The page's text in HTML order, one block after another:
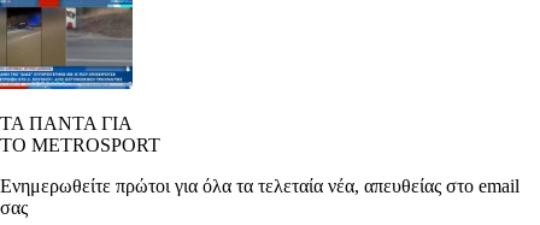
ΤΑ ΠΑΝΤΑ ΓΙΑ
ΤΟ METROSPORT
Ενημερωθείτε πρώτοι για όλα τα τελεταία νέα, απευθείας στο email
σας